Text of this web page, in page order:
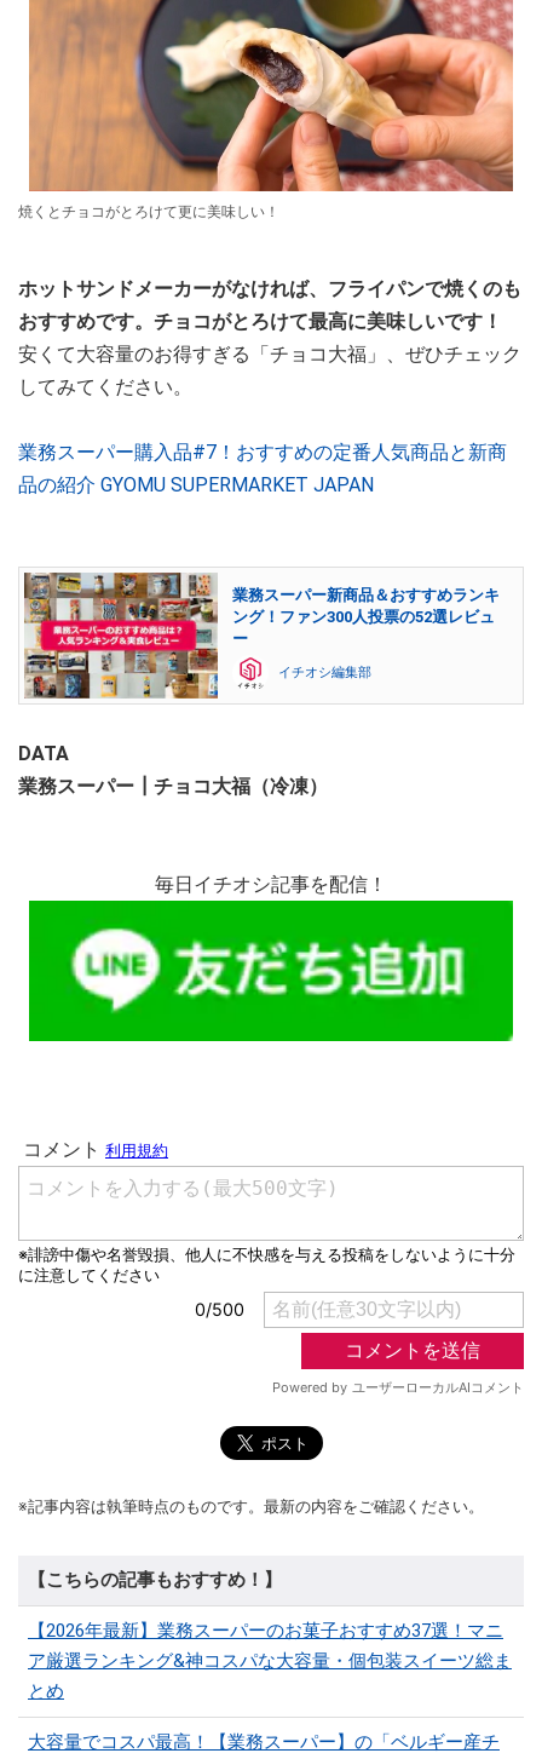
焼くとチョコがとろけて更に美味しい！
ホットサンドメーカーがなければ、フライパンで焼くのも
おすすめです。チョコがとろけて最高に美味しいです！
安くて大容量のお得すぎる「チョコ大福」、ぜひチェック
してみてください。
業務スーパー購入品#7！おすすめの定番人気商品と新商
品の紹介 GYOMU SUPERMARKET JAPAN
業務スーパー新商品＆おすすめランキ
ング！ファン300人投票の52選レビュ
ー
イチオシ編集部
DATA
業務スーパー┃チョコ大福（冷凍）
毎日イチオシ記事を配信！
※記事内容は執筆時点のものです。最新の内容をご確認ください。
【こちらの記事もおすすめ！】
【2026年最新】業務スーパーのお菓子おすすめ37選！マニ
ア厳選ランキング&神コスパな大容量・個包装スイーツ総ま
とめ
大容量でコスパ最高！【業務スーパー】の「ベルギー産チ